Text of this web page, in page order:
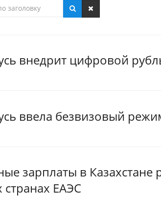
внедрит цифровой
ввела безвизовый
зарплаты в Казахстане
странах ЕАЭС